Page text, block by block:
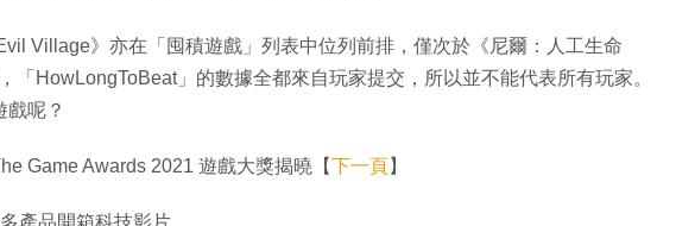
Village》亦在「囤積遊戲」列表中位列前排，僅次於《尼爾：人工生命
「HowLongToBeat」的數據全都來自玩家提交，所以並不能代表所有玩家。
戲呢？
Game Awards 2021 遊戲大獎揭曉【下一頁】
產品開箱科技影片